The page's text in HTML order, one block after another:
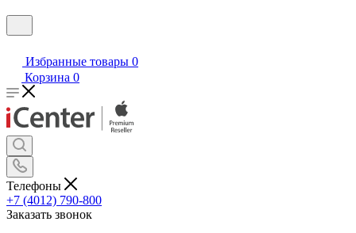
Избранные товары 0
Корзина 0
Телефоны
+7 (4012) 790-800
Заказать звонок